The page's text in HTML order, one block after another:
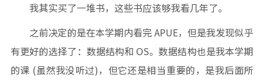
我其实买了一堆书，这些书应该够我看几年了。
之前决定的是在本学期内看完 APUE，但是我发现似乎
有更好的选择了：数据结构和 OS。数据结构也是我本学期
的课 (虽然我没听过)，但它还是相当重要的，是我后面所